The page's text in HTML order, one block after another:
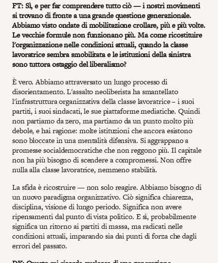
FT: Sì, e per far comprendere tutto ciò — i nostri movimenti
si trovano di fronte a una grande questione generazionale.
Abbiamo visto ondate di mobilitazione crollare, più e più volte.
Le vecchie formule non funzionano più. Ma come ricostituire
l'organizzazione nelle condizioni attuali, quando la classe
lavoratrice sembra smobilitata e le istituzioni della sinistra
sono tuttora ostaggio del liberalismo?
È vero. Abbiamo attraversato un lungo processo di
disorientamento. L'assalto neoliberista ha smantellato
l'infrastruttura organizzativa della classe lavoratrice – i suoi
partiti, i suoi sindacati, le sue piattaforme mediatiche. Quindi
non partiamo da zero, ma partiamo da un punto molto più
debole, e hai ragione: molte istituzioni che ancora esistono
sono bloccate in una mentalità difensiva. Si aggrappano a
promesse socialdemocratiche che non reggono più. Il capitale
non ha più bisogno di scendere a compromessi. Non offre
nulla alla classe lavoratrice, nemmeno stabilità.
La sfida è ricostruire — non solo reagire. Abbiamo bisogno di
un nuovo paradigma organizzativo. Ciò significa chiarezza,
disciplina, visione di lungo periodo. Significa non avere
ripensamenti dal punto di vista politico. E sì, probabilmente
significa un ritorno ai partiti di massa, ma radicati nelle
condizioni attuali, imparando sia dai punti di forza che dagli
errori del passato.